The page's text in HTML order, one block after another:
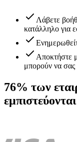
Λάβετε
κατάλληλο για
Αποκτήστε
μπορούν να
76% των